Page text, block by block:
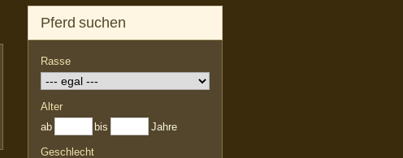
Pferd suchen
Rasse
Alter
ab
bis Jahre
Geschlecht